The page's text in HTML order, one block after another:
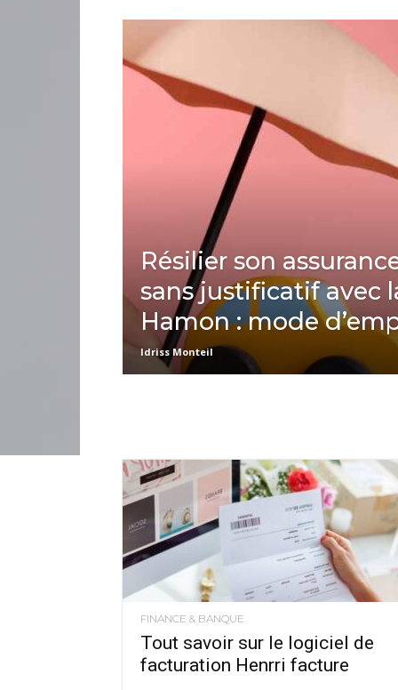
Résilier son
sans justificatif avec
Hamon : mode
Idriss Monteil
FINANCE & BANQUE
Tout savoir sur le logiciel de
facturation Henrri facture